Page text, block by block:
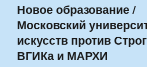
Следующая
запись:
Новое образование /
Московский
искусств против
ВГИКа и МАРХИ